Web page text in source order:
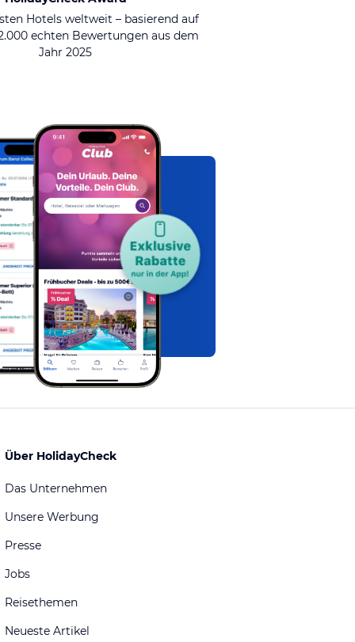
Hotels weltweit – basierend auf
echten Bewertungen aus dem
Jahr 2025
Über HolidayCheck
Das Unternehmen
Unsere Werbung
Presse
Jobs
Reisethemen
Neueste Artikel